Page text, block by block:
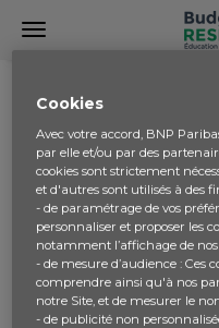
COMMUNAUTÉ
code formateur
A quoi sert réellement le
utilité ?
Cookies
Avec votre accord, BNP
par elle et/ou par des
cookies sont strictement
et d'autres sont utilisés à des
- de paramétrage de vos
personnaliser et proposer les
notamment l’affichage de
- de mesure d’audience : Ces
comprendre ainsi qu'à nos
notre Site, et de mesurer le
- de publicité non